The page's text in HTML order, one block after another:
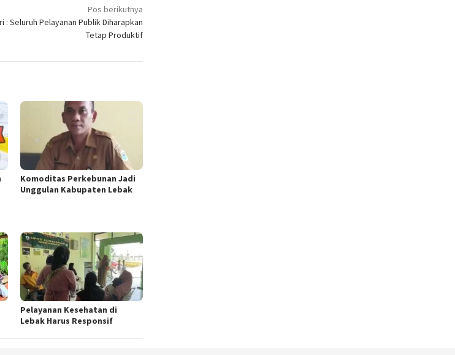
Pos berikutnya
: Seluruh Pelayanan Publik Diharapkan
Tetap Produktif
Komoditas Perkebunan Jadi
Unggulan Kabupaten Lebak
Pelayanan Kesehatan di
Lebak Harus Responsif